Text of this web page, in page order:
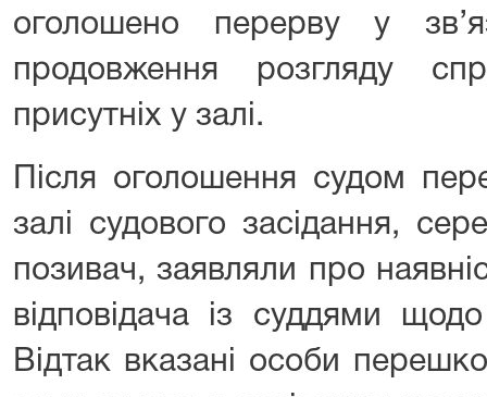
оголошено перерву у
продовження розгляду
присутніх у залі.
Після оголошення судом
залі судового засідання,
позивач, заявляли про
відповідача із суддями
Відтак вказані особи